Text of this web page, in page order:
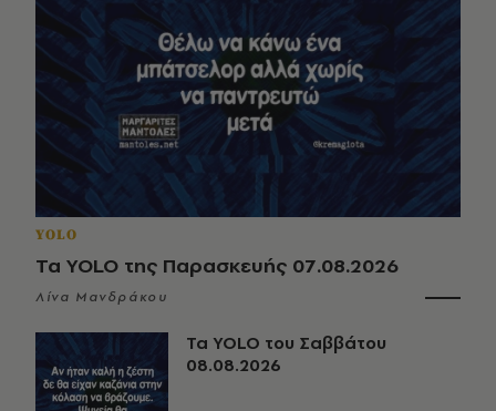
YOLO
Τα YOLO της Παρασκευής 07.08.2026
Λίνα Μανδράκου
Τα YOLO του Σαββάτου
08.08.2026